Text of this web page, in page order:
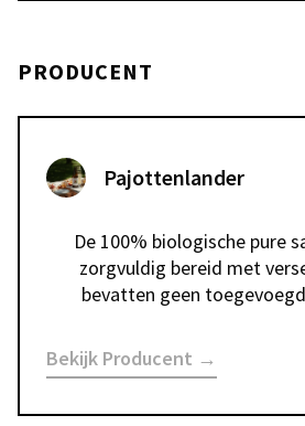
PRODUCENT
Pajottenlander
De 100% biologische pure
zorgvuldig bereid met
bevatten geen
Bekijk Producent →